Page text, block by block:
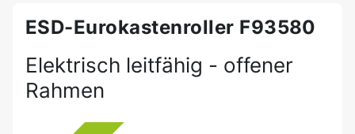
ESD-Eurokastenroller F93580
Elektrisch leitfähig - offener
Rahmen